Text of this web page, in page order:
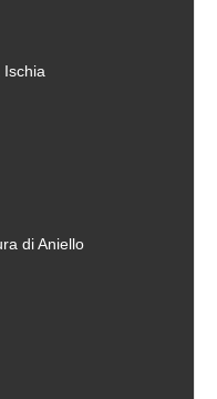
Ischia
di Aniello